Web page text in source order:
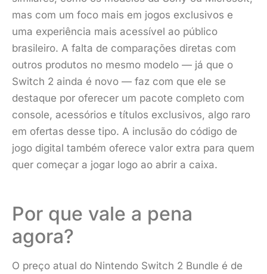
mas com um foco mais em jogos exclusivos e
uma experiência mais acessível ao público
brasileiro. A falta de comparações diretas com
outros produtos no mesmo modelo — já que o
Switch 2 ainda é novo — faz com que ele se
destaque por oferecer um pacote completo com
console, acessórios e títulos exclusivos, algo raro
em ofertas desse tipo. A inclusão do código de
jogo digital também oferece valor extra para quem
quer começar a jogar logo ao abrir a caixa.
Por que vale a pena
agora?
O preço atual do Nintendo Switch 2 Bundle é de